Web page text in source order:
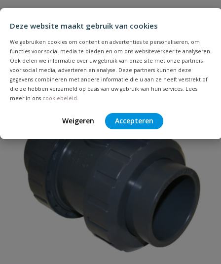
Deze website maakt gebruik van cookies
We gebruiken cookies om content en advertenties te personaliseren, om
functies voor social media te bieden en om ons websiteverkeer te analyseren.
Ook delen we informatie over uw gebruik van onze site met onze partners
voor social media, adverteren en analyse. Deze partners kunnen deze
gegevens combineren met andere informatie die u aan ze heeft verstrekt of
die ze hebben verzameld op basis van uw gebruik van hun services. Lees
meer in ons cookiebeleid
Weigeren Accepteren
Stel jouw
afdichting
Uw waardering:
Naam
Samenvatting
Beoordeling